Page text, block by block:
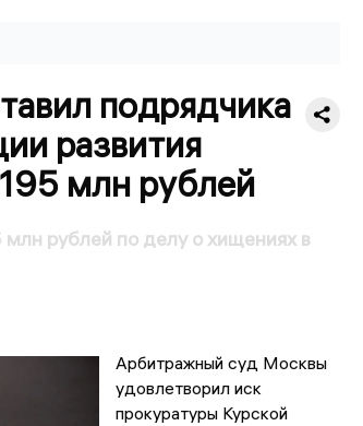
подрядчика
развития
млн рублей
рублей по делу о хищениях в
Арбитражный суд Москвы
удовлетворил иск
прокуратуры Курской